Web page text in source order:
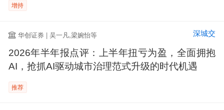
增持
华创证券 | 吴一凡,梁婉怡等 深城交
2026年半年报点评：上半年扭亏为盈，全面拥抱
AI，抢抓AI驱动城市治理范式升级的时代机遇
推荐